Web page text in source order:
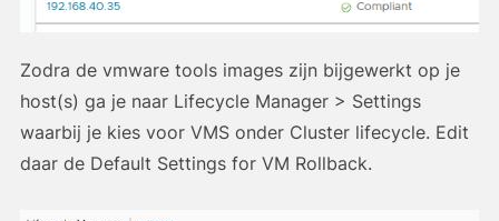
Zodra de vmware tools images zijn bijgewerkt op je
host(s) ga je naar Lifecycle Manager > Settings
waarbij je kies voor VMS onder Cluster lifecycle. Edit
daar de Default Settings for VM Rollback.